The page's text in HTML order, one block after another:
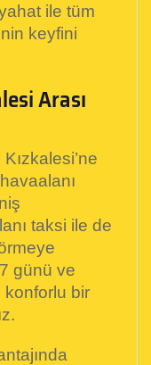
ile tüm
keyfini
Arası
taksi ile de
günü ve
bir